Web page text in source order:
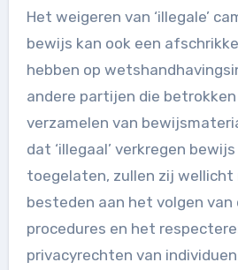
Het weigeren van ‘illegale’
bewijs kan ook een
hebben op
andere partijen die
verzamelen van
dat ‘illegaal’ verkregen
toegelaten, zullen zij wellicht
besteden aan het volgen van
procedures en het
privacyrechten van